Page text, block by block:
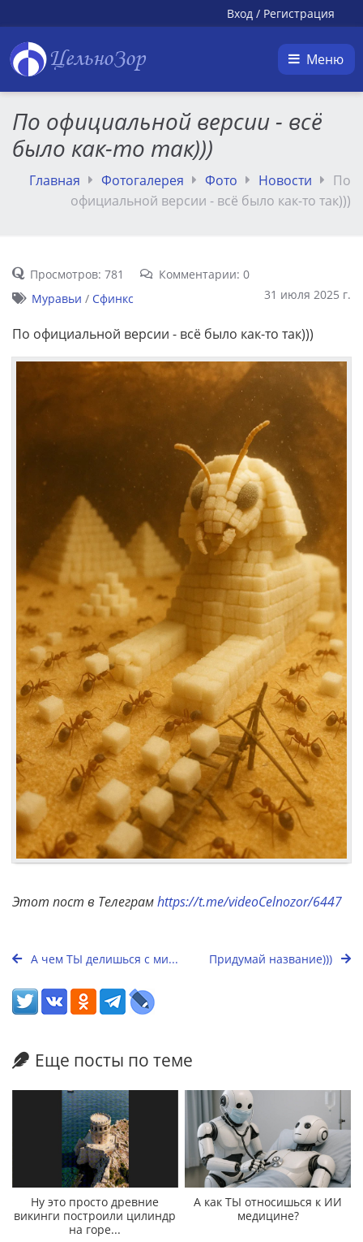
Вход / Регистрация
ЦельноЗор Меню
По официальной версии - всё
было как-то так)))
Главная Фотогалерея Фото Новости
По
официальной версии - всё было как-то так)))
Просмотров: 781
Комментарии: 0
31 июля 2025 г.
Муравьи / Сфинкс
По официальной версии - всё было как-то так)))
Этот пост в Телеграмhttps://t.me/videoCelnozor/6447
А чем ТЫ делишься с ми... Придумай название)))
Еще посты по теме
Ну это просто древние
викинги построили цилиндр
на горе...
А как ТЫ относишься к ИИ
медицине?